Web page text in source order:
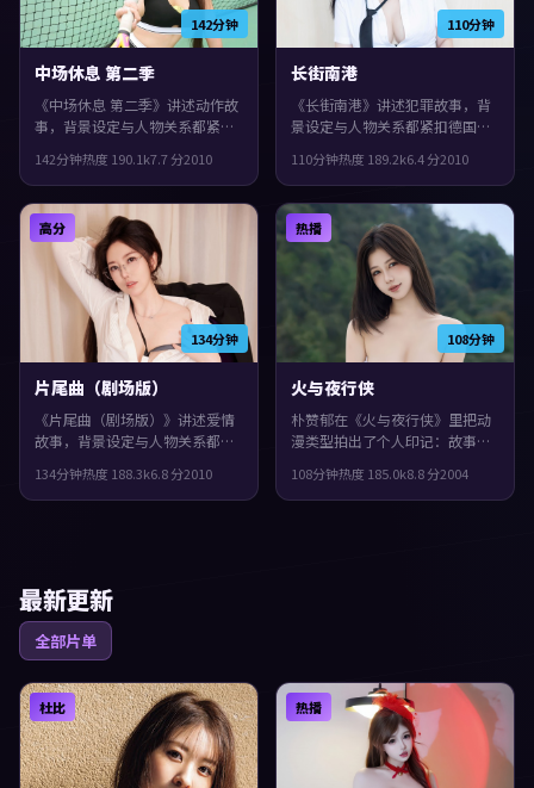
142分钟
中场休息 第二季
《中场休息 第二季》讲述动作故
事，背景设定与人物关系都紧扣
映，刁亦男执导，孔刘、咏梅、
谭卓领衔。影片在类型框架里仍
保留了作者表达，叙事在回忆与
现实之间交错推进。
142分钟热度 190.1k7.7分2010
110分钟
长街南港
《长街南港》讲述犯罪故事，背
景设定与人物关系都紧扣德国当
艺谋执导，廖凡、刘亦菲、宋康
昊领衔。配乐与声场强化了不安
与孤独感，观感紧凑，值得推
荐。
110分钟热度 189.2k6.4分2010
134分钟
高分
片尾曲（剧场版）
《片尾曲（剧场版）》讲述爱情
故事，背景设定与人物关系都紧
2010年上映，吉尔莫·德尔·托
罗执导，周迅、周冬雨、佛罗伦
134分钟热度 188.3k6.8分2010
108分钟
热播
火与夜行侠
朴赞郁在《火与夜行侠》里把动
漫类型拍出了个人印记：故事发
面。主演包括秦昊、赵丽颖、河
正宇。人物在道德与生存之间反
108分钟热度 185.0k8.8分2004
最新更新
全部片单
杜比 热播